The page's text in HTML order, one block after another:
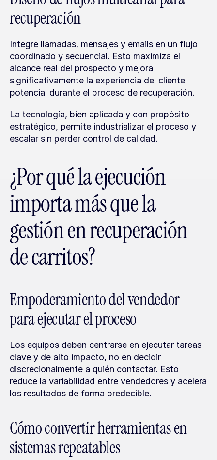
recuperación
Integre llamadas, mensajes y emails en un flujo
coordinado y secuencial. Esto maximiza el
alcance real del prospecto y mejora
significativamente la experiencia del cliente
potencial durante el proceso de recuperación.
La tecnología, bien aplicada y con propósito
estratégico, permite industrializar el proceso y
escalar sin perder control de calidad.
¿Por qué la ejecución
importa más que la
gestión en recuperación
de carritos?
Empoderamiento del vendedor
para ejecutar el proceso
Los equipos deben centrarse en ejecutar tareas
clave y de alto impacto, no en decidir
discrecionalmente a quién contactar. Esto
reduce la variabilidad entre vendedores y acelera
los resultados de forma predecible.
Cómo convertir herramientas en
sistemas repeatables